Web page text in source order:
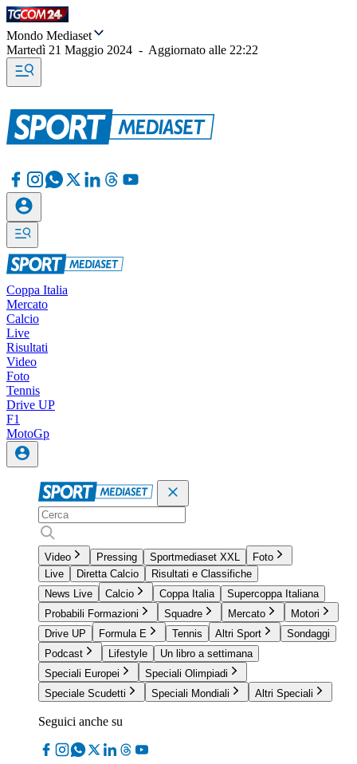
Mondo Mediaset
Martedì 21 Maggio 2024 - Aggiornato alle 22:22
Coppa Italia
Mercato
Calcio
Live
Risultati
Video
Foto
Tennis
Drive UP
F1
MotoGp
Video Pressing Sportmediaset XXL
Foto
Live
Diretta Calcio
Risultati e Classifiche
News Live
Calcio Coppa Italia
Supercoppa Italiana
Probabili Formazioni
Squadre Mercato
Motori
Drive UP
Formula E Tennis Altri Sport
Sondaggi
Podcast
Lifestyle
Un libro a settimana
Speciali Europei
Speciali Olimpiadi
Speciale Scudetti
Speciali Mondiali Altri Speciali
Seguici anche su